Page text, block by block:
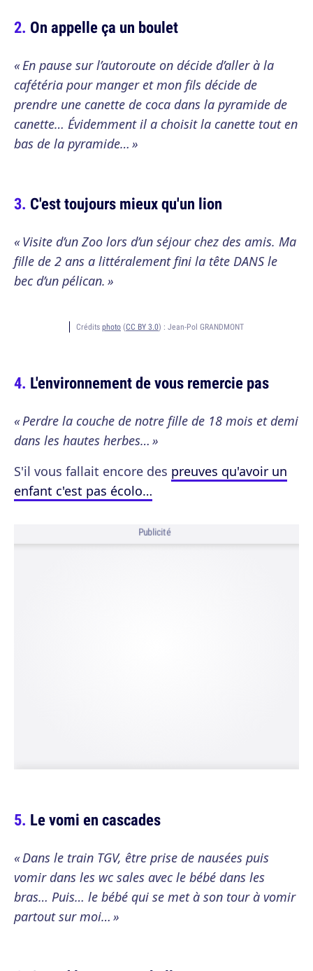
On appelle ça un boulet
« En pause sur l’autoroute on décide d’aller à la
cafétéria pour manger et mon fils décide de
prendre une canette de coca dans la pyramide de
canette… Évidemment il a choisit la canette tout en
bas de la pyramide… »
C'est toujours mieux qu'un lion
« Visite d’un Zoo lors d’un séjour chez des amis. Ma
fille de 2 ans a littéralement fini la tête DANS le
bec d’un pélican. »
Crédits photo (CC BY 3.0) : Jean-Pol GRANDMONT
L'environnement de vous remercie pas
« Perdre la couche de notre fille de 18 mois et demi
dans les hautes herbes… »
S'il vous fallait encore des preuves qu'avoir un
enfant c'est pas écolo…
Publicité
Le vomi en cascades
« Dans le train TGV, être prise de nausées puis
vomir dans les wc sales avec le bébé dans les
bras… Puis… le bébé qui se met à son tour à vomir
partout sur moi… »